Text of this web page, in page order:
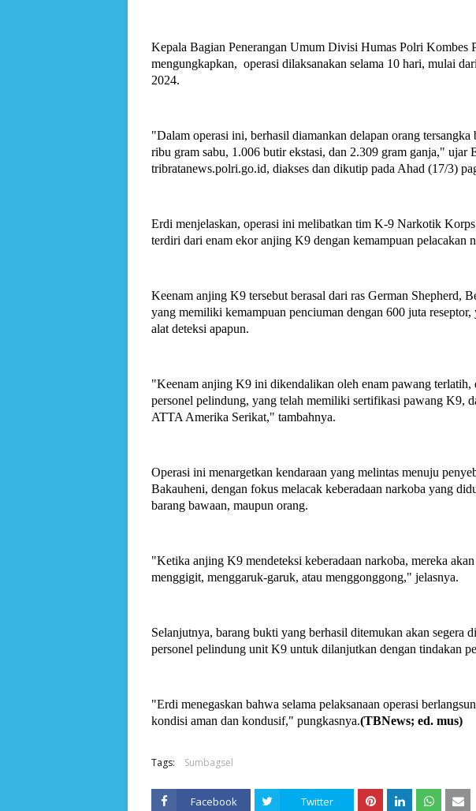
Kepala Bagian Penerangan Umum Divisi Humas Polri Kombes
mengungkapkan, operasi dilaksanakan selama 10 hari, mulai
2024.
"Dalam operasi ini, berhasil diamankan delapan orang tersangka
ribu gram sabu, 1.006 butir ekstasi, dan 2.309 gram ganja," ujar
tribratanews.polri.go.id, diakses dan dikutip pada Ahad (17/3)
Erdi menjelaskan, operasi ini melibatkan tim K-9 Narkotik
terdiri dari enam ekor anjing K9 dengan kemampuan pelacakan
Keenam anjing K9 tersebut berasal dari ras German Shepherd,
yang memiliki kemampuan penciuman dengan 600 juta
alat deteksi apapun.
"Keenam anjing K9 ini dikendalikan oleh enam pawang terlatih,
personel pelindung, yang telah memiliki sertifikasi pawang K9,
ATTA Amerika Serikat," tambahnya.
Operasi ini menargetkan kendaraan yang melintas menuju
Bakauheni, dengan fokus melacak keberadaan narkoba yang
barang bawaan, maupun orang.
"Ketika anjing K9 mendeteksi keberadaan narkoba, mereka
menggigit, menggaruk-garuk, atau menggonggong," jelasnya.
Selanjutnya, barang bukti yang berhasil ditemukan akan segera
personel pelindung unit K9 untuk dilanjutkan dengan tindakan
"Erdi menegaskan bahwa selama pelaksanaan operasi
kondisi aman dan kondusif," pungkasnya.(TBNews; ed. mus)
Tags: Sumbagsel
Facebook Twitter